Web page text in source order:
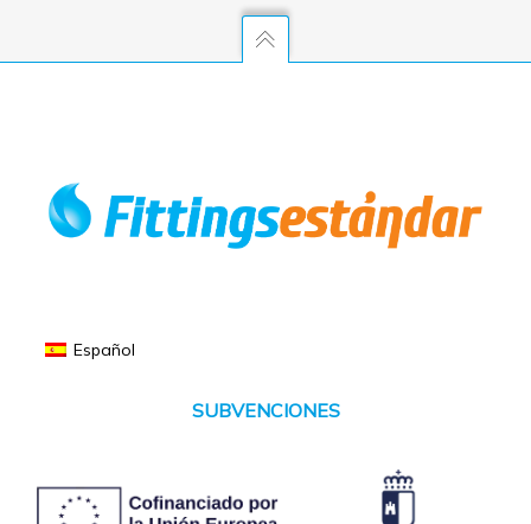
Español
SUBVENCIONES